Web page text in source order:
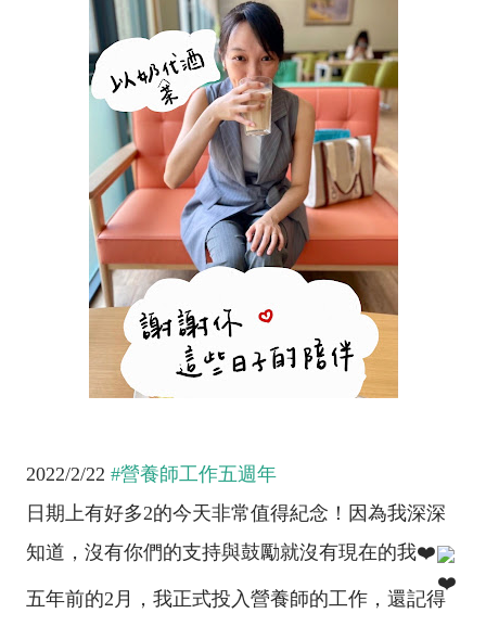
2022/2/22 #營養師工作五週年
日期上有好多2的今天非常值得紀念！因為我深深
知道，沒有你們的支持與鼓勵就沒有現在的我❤️
五年前的2月，我正式投入營養師的工作，還記得